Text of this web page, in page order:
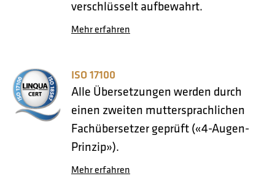
verschlüsselt aufbewahrt.
Mehr erfahren
ISO 17100
Alle Übersetzungen werden durch
einen zweiten muttersprachlichen
Fachübersetzer geprüft («4-Augen-
Prinzip»).
Mehr erfahren